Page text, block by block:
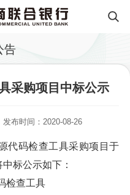
告
采购项目中标公示
发布时间：2020-08-26
码检查工具采购项目于
标公示如下：
检查工具